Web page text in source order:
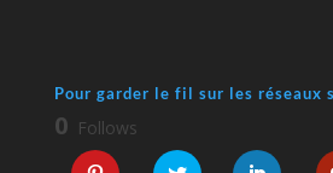
Pour garder le fil sur les réseaux
0 Follows